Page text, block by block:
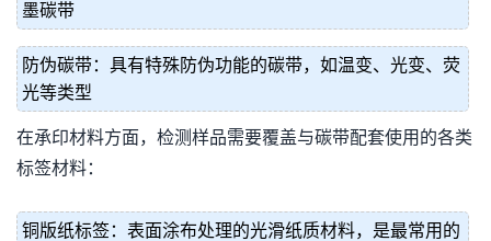
墨碳带
防伪碳带：具有特殊防伪功能的碳带，如温变、光变、荧
光等类型
在承印材料方面，检测样品需要覆盖与碳带配套使用的各类
标签材料：
铜版纸标签：表面涂布处理的光滑纸质材料，是最常用的